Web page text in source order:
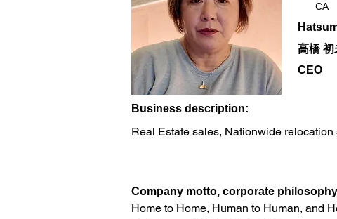
高橋 初
CEO
​Business description:
Real Estate sales, Nationwide
​Company motto, corporate
Home to Home, Human to Human, and
CA